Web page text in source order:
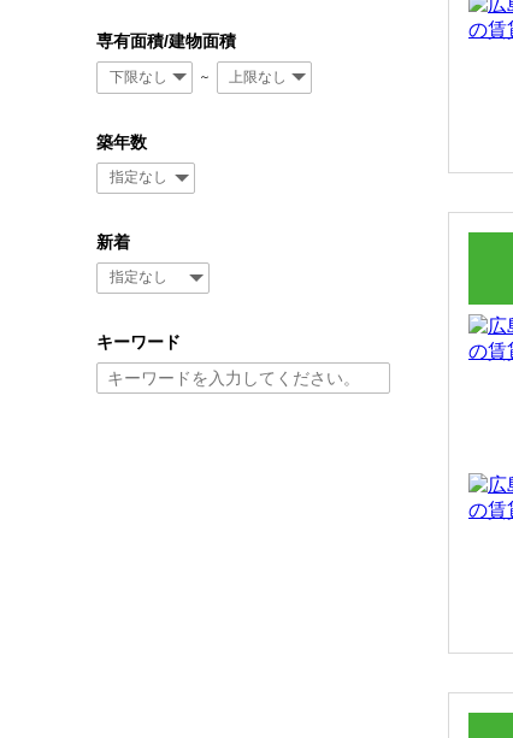
専有面積/建物面積
～
築年数
新着
キーワード